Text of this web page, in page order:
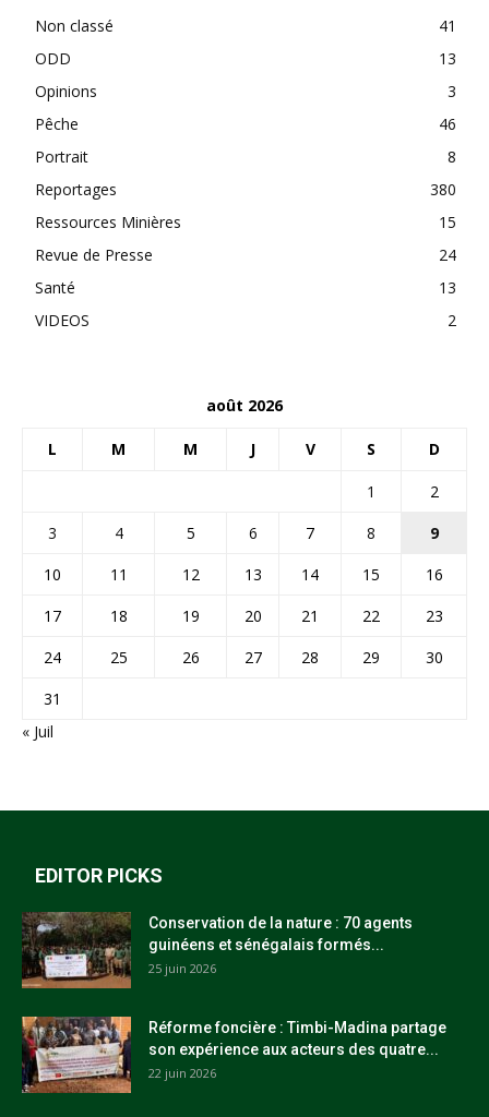
Non classé
41
ODD
13
Opinions
3
Pêche
46
Portrait
8
Reportages
380
Ressources Minières
15
Revue de Presse
24
Santé
13
VIDEOS
2
août 2026
L M M J V S D
1
2
3
4 5 6 7 8
9
10
11 12 13 14 15
16
17
18 19 20 21 22
23
24
25 26 27 28 29
30
31
« Juil
EDITOR PICKS
Conservation de la nature : 70 agents
guinéens et sénégalais formés...
25 juin 2026
Réforme foncière : Timbi-Madina partage
son expérience aux acteurs des quatre...
22 juin 2026